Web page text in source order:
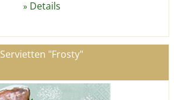
» Details
Servietten "Frosty"